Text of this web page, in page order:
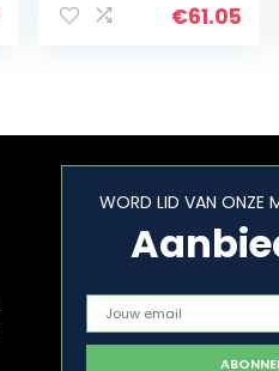
Veiligheidsscan
€61.05
WORD LID VAN ONZE